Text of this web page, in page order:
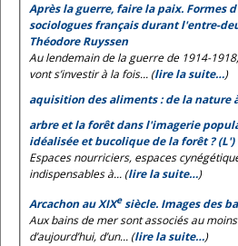
Après la guerre, faire la paix. Formes
sociologues français durant l'entre-
Théodore Ruyssen
Au lendemain de la guerre de 1914-
vont s’investir à la fois... (lire la suite…)
aquisition des aliments : de la nature
arbre et la forêt dans l'imagerie
idéalisée et bucolique de la forêt ? (L')
Espaces nourriciers, espaces
indispensables à... (lire la suite…)
Arcachon au XIXesiècle. Images des
Aux bains de mer sont associés au
d’aujourd’hui, d’un... (lire la suite…)